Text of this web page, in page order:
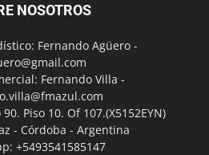
NOSOTROS
Fernando Agüero -
Fernando Villa -
Piso 10. Of 107.(X5152EYN)
- Córdoba - Argentina
+5493541585147